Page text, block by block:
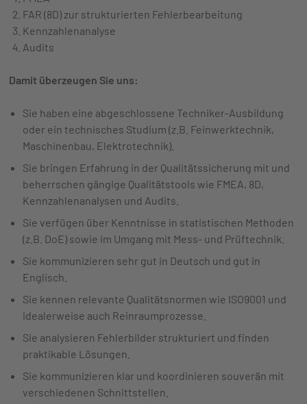
FAR (8D) zur strukturierten Fehlerbearbeitung
Kennzahlenanalyse
Audits
Damit überzeugen Sie uns:
Sie haben eine abgeschlossene Techniker-Ausbildung
oder ein technisches Studium (z.B. Feinwerktechnik,
Maschinenbau, Elektrotechnik).
Sie bringen Erfahrung in der Qualitätssicherung mit und
beherrschen gängige Qualitätstools wie FMEA, 8D,
Kennzahlenanalysen und Audits.
Sie verfügen über Kenntnisse in statistischen Methoden
(z.B. DoE) sowie im Umgang mit Mess- und Prüftechnik.
Sie kommunizieren sehr gut in Deutsch und gut in
Englisch.
Sie kennen relevante Qualitätsnormen wie ISO9001 und
idealerweise auch Reinraumprozesse.
Sie analysieren Fehlerbilder strukturiert und finden
praktikable Lösungen.
Sie kommunizieren klar und koordinieren souverän mit
verschiedenen Schnittstellen.